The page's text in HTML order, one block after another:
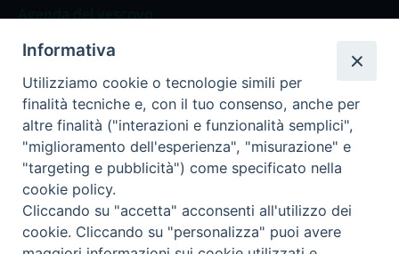
Agenda del vescovo
Agenda del vescovo
Privacy Policy Trasparenza
Termini e Condizioni
Informativa
Utilizziamo cookie o tecnologie simili per
finalità tecniche e, con il tuo consenso, anche per
altre finalità ("interazioni e funzionalità semplici",
"miglioramento dell'esperienza", "misurazione" e
"targeting e pubblicità") come specificato nella
cookie policy.
Cliccando su "accetta" acconsenti all'utilizzo dei
cookie. Cliccando su "personalizza" puoi avere